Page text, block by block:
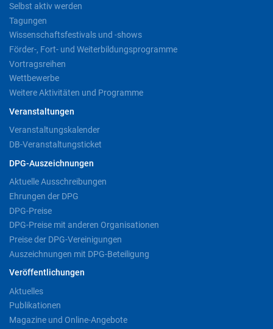
Selbst aktiv werden
Tagungen
Wissenschaftsfestivals und -shows
Förder-, Fort- und Weiterbildungsprogramme
Vortragsreihen
Wettbewerbe
Weitere Aktivitäten und Programme
Veranstaltungen
Veranstaltungskalender
DB-Veranstaltungsticket
DPG-Auszeichnungen
Aktuelle Ausschreibungen
Ehrungen der DPG
DPG-Preise
DPG-Preise mit anderen Organisationen
Preise der DPG-Vereinigungen
Auszeichnungen mit DPG-Beteiligung
Veröffentlichungen
Aktuelles
Publikationen
Magazine und Online-Angebote